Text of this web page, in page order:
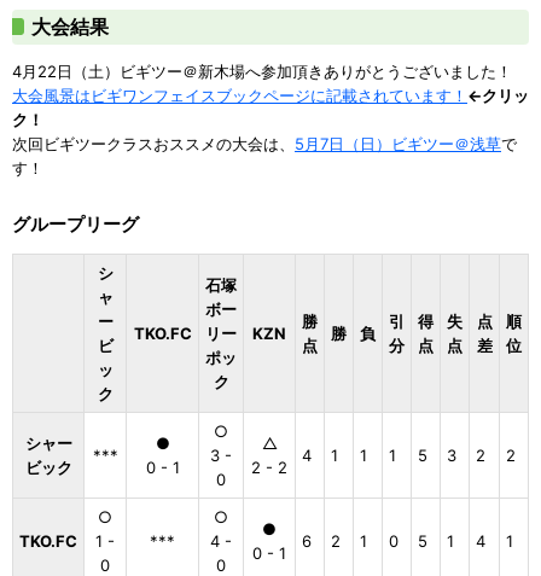
大会結果
4月22日（土）ビギツー＠新木場へ参加頂きありがとうございました！
大会風景はビギワンフェイスブックページに記載されています！ ←クリッ
ク！
次回ビギツークラスおススメの大会は、 5月7日（日）ビギツー＠浅草で
す！
グループリーグ
シ
ャ
ー
ビ
ッ
ク
TKO.FC
石塚
ボー
リー
ポッ
ク
KZN
勝
点
勝 負
引
分
得
点
失
点
点
差
順
位
シャー
ビック
***
●
0 - 1
○
3 -
0
△
2 - 2
4 1 1 1 5 3 2 2
TKO.FC
○
1 -
0
***
○
4 -
0
●
0 - 1
6 2 1 0 5 1 4 1